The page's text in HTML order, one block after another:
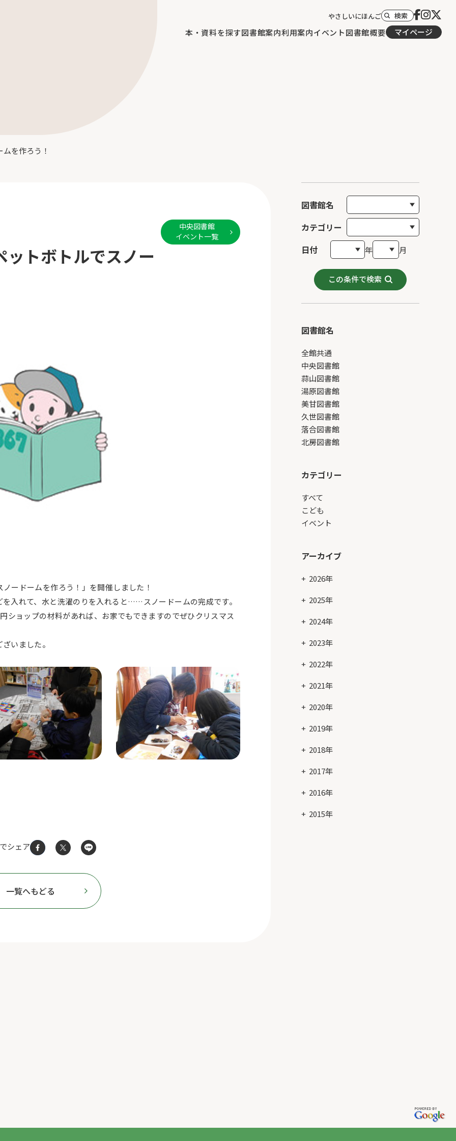
本・資料を探す図書館案内利用案内イベント図書館概要 マイページ
やさしいにほんご 検索
を作ろう！
図書館名
カテゴリー
日付
年 月
この条件で検索
図書館名
全館共通
中央図書館
蒜山図書館
湯原図書館
美甘図書館
久世図書館
落合図書館
北房図書館
カテゴリー
すべて
こども
イベント
アーカイブ
2026年
2025年
2024年
2023年
2022年
2021年
2020年
2019年
2018年
2017年
2016年
2015年
トボトルでスノー
中央図書館
イベント一覧
ードームを作ろう！」を開催しました！
入れて、水と洗濯のりを入れると……スノードームの完成です。
ショップの材料があれば、お家でもできますのでぜひクリスマス
いました。
シェア
一覧へもどる